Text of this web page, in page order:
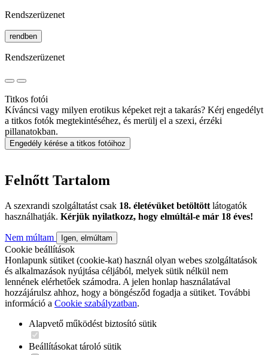
Rendszerüzenet
rendben
Rendszerüzenet
Titkos fotói
Kíváncsi vagy milyen erotikus képeket rejt a takarás? Kérj engedélyt
a titkos fotók megtekintéséhez, és merülj el a szexi, érzéki
pillanatokban.
Engedély kérése a titkos fotóihoz
Felnőtt Tartalom
A szexrandi szolgáltatást csak 18. életévüket betöltött látogatók
használhatják. Kérjük nyilatkozz, hogy elmúltál-e már 18 éves!
Nem múltam Igen, elmúltam
Cookie beállítások
Honlapunk sütiket (cookie-kat) használ olyan webes szolgáltatások
és alkalmazások nyújtása céljából, melyek sütik nélkül nem
lennének elérhetőek számodra. A jelen honlap használatával
hozzájárulsz ahhoz, hogy a böngésződ fogadja a sütiket. További
információ a Cookie szabályzatban.
Alapvető működést biztosító sütik
Beállításokat tároló sütik